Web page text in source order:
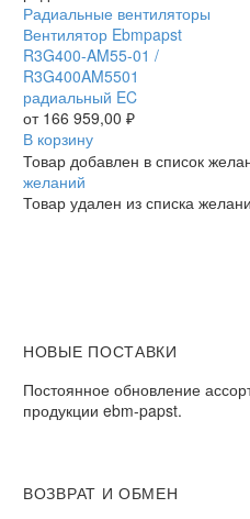
Вентилятор
Ebmpapst
R3G400-
AM55-
01
/
R3G400AM5501
радиальный
EC
Радиальные вентиляторы
Вентилятор Ebmpapst
R3G400-AM55-01 /
R3G400AM5501
радиальный EC
от 166 959,00 ₽
В корзину
Товар добавлен в список
желаний
Товар удален из списка
НОВЫЕ ПОСТАВКИ
Постоянное обновление
продукции ebm-papst.
ВОЗВРАТ И ОБМЕН